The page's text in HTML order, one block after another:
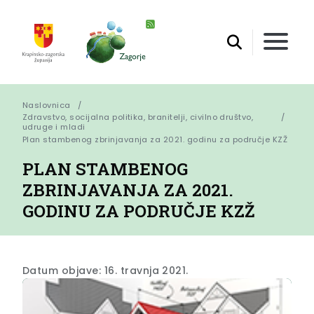
Naslovnica
Zdravstvo, socijalna politika, branitelji, civilno društvo,
udruge i mladi
Plan stambenog zbrinjavanja za 2021. godinu za područje KZŽ
PLAN STAMBENOG
ZBRINJAVANJA ZA 2021.
GODINU ZA PODRUČJE KZŽ
Datum objave: 16. travnja 2021.